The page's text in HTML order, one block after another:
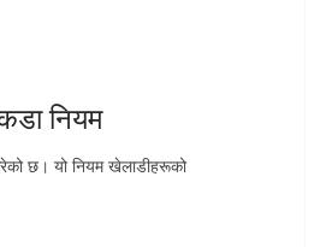
नियम
छ। यो नियम खेलाडीहरूको